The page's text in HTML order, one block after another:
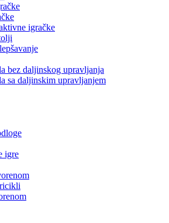
igračke
bez daljinskog upravljanja
sa daljinskim upravljanjem
igre